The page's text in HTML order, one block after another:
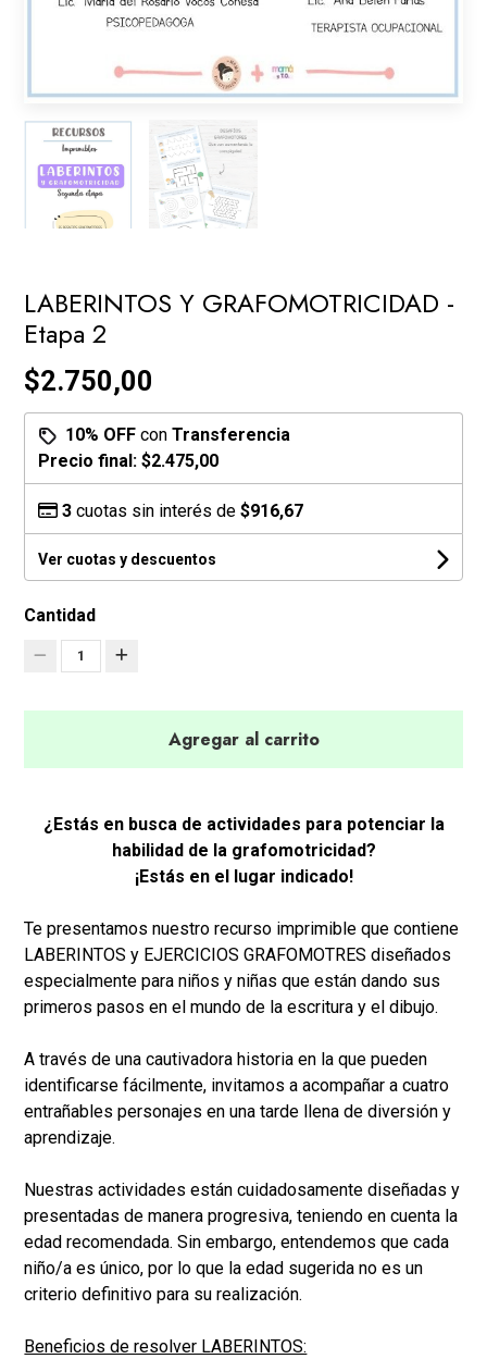
LABERINTOS Y GRAFOMOTRICIDAD -
Etapa 2
$2.750,00
10% OFF conTransferencia
Precio final:$2.475,00
3 cuotas sin interés de$916,67
Ver cuotas y descuentos
Cantidad
1
Agregar al carrito
¿Estás en busca de actividades para potenciar la
habilidad de la grafomotricidad?
¡Estás en el lugar indicado!
Te presentamos nuestro recurso imprimible que contiene
LABERINTOS y EJERCICIOS GRAFOMOTRES diseñados
especialmente para niños y niñas que están dando sus
primeros pasos en el mundo de la escritura y el dibujo.
A través de una cautivadora historia en la que pueden
identificarse fácilmente, invitamos a acompañar a cuatro
entrañables personajes en una tarde llena de diversión y
aprendizaje.
Nuestras actividades están cuidadosamente diseñadas y
presentadas de manera progresiva, teniendo en cuenta la
edad recomendada. Sin embargo, entendemos que cada
niño/a es único, por lo que la edad sugerida no es un
criterio definitivo para su realización.
Beneficios de resolver LABERINTOS: